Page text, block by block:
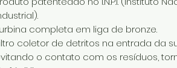
completa em liga de bronze.
coletor de detritos na entrada da
o contato com os resíduos,